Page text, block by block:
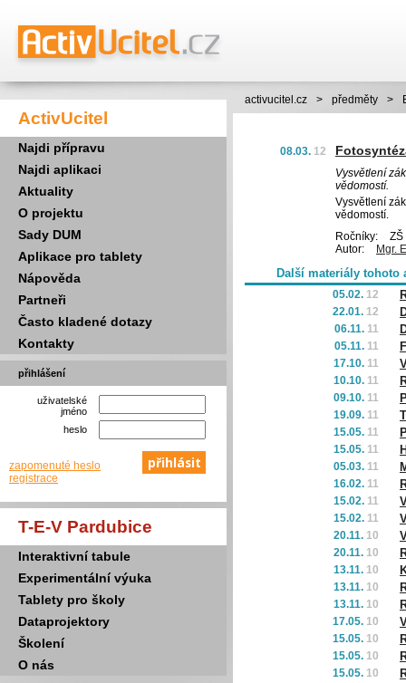
ActivUcitel
Najdi přípravu
Najdi aplikaci
Aktuality
O projektu
Sady DUM
Aplikace pro tablety
Nápověda
Partneři
Často kladené dotazy
Kontakty
přihlášení
uživatelské
jméno
heslo
zapomenuté heslo
registrace
T-E-V Pardubice
Interaktivní tabule
Experimentální výuka
Tablety pro školy
Dataprojektory
Školení
O nás
activucitel.cz > předměty >
08.03. 12
Vysvětlení
vědomostí.
Vysvětlení
vědomostí.
Ročníky:
ZŠ
Autor:
Mgr.
Další materiály tohoto
05.02. 12
22.01. 12
06.11. 11
05.11. 11
17.10. 11
10.10. 11
09.10. 11
19.09. 11
15.05. 11
15.05. 11
05.03. 11
16.02. 11
15.02. 11
15.02. 11
20.11. 10
20.11. 10
13.11. 10
13.11. 10
13.11. 10
17.05. 10
15.05. 10
15.05. 10
15.05. 10